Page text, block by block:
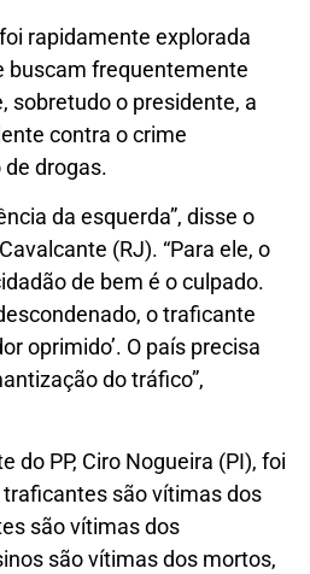
rapidamente explorada
buscam frequentemente
sobretudo o presidente, a
contra o crime
drogas.
da esquerda”, disse o
(RJ). “Para ele, o
de bem é o culpado.
o traficante
oprimido’. O país precisa
do tráfico”,
do PP, Ciro Nogueira (PI), foi
traficantes são vítimas dos
são vítimas dos
são vítimas dos mortos,